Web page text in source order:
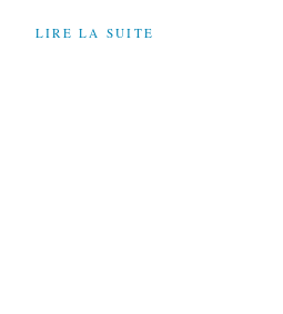
LIRE LA SUITE